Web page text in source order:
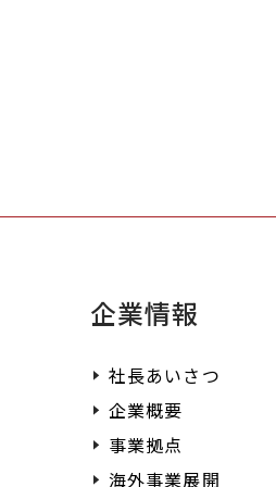
企業情報
社長あいさつ
企業概要
事業拠点
海外事業展開